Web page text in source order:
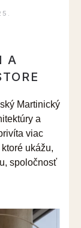
A
Martinický
a
viac
ukážu,
spoločnosť